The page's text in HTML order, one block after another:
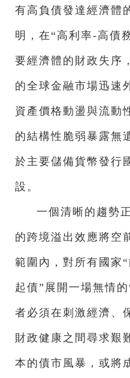
有高負債發達經濟體
明，在“高利率-高債
要經濟體的財政失序
的全球金融市場迅速
資產價格動盪與流動
的結構性脆弱暴露
於主要儲備貨幣發行
設。
一個清晰的趨勢
的跨境溢出效應將空
範圍內，對所有國家
起債”展開一場無情
者必須在刺激經濟、
財政健康之間尋求艱
本的債市風暴，或將